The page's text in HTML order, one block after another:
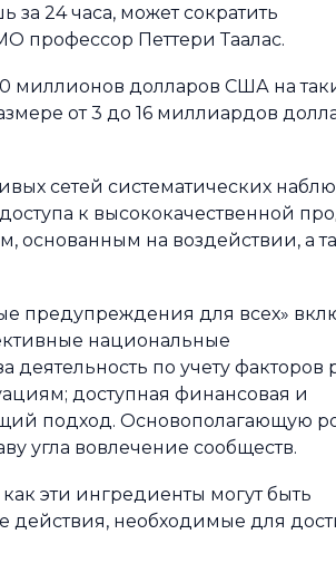
24 часа, может сократить
профессор Петтери Таалас.
миллионов долларов США на
от 3 до 16 миллиардов
сетей систематических
к высококачественной
основанным на воздействии, а
предупреждения для всех»
национальные
по учету факторов
доступная финансовая и
подход. Основополагающую
угла вовлечение сообществ.
эти ингредиенты могут быть
действия, необходимые для